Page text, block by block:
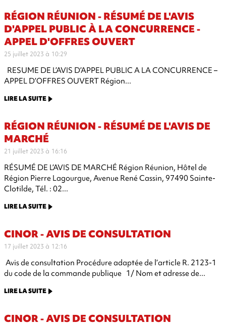
RÉGION RÉUNION - RÉSUMÉ DE L'AVIS
D'APPEL PUBLIC À LA CONCURRENCE -
APPEL D'OFFRES OUVERT
25 juillet 2023 à 10:29
RESUME DE L’AVIS D’APPEL PUBLIC A LA CONCURRENCE –
APPEL D’OFFRES OUVERT Région...
LIRE LA SUITE
RÉGION RÉUNION - RÉSUMÉ DE L'AVIS DE
MARCHÉ
21 juillet 2023 à 16:16
RÉSUMÉ DE L’AVIS DE MARCHÉ Région Réunion, Hôtel de
Région Pierre Lagourgue, Avenue René Cassin, 97490 Sainte-
Clotilde, Tél. : 02...
LIRE LA SUITE
CINOR - AVIS DE CONSULTATION
17 juillet 2023 à 12:16
Avis de consultation Procédure adaptée de l’article R. 2123-1
du code de la commande publique 1/ Nom et adresse de...
LIRE LA SUITE
CINOR - AVIS DE CONSULTATION